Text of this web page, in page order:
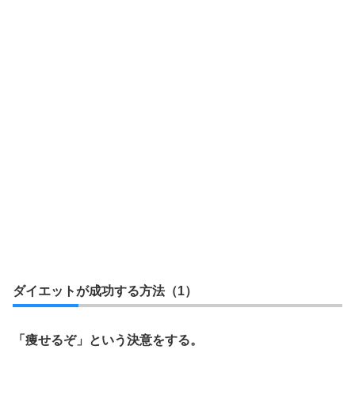
ダイエットが成功する方法（1）
「痩せるぞ」という決意をする。